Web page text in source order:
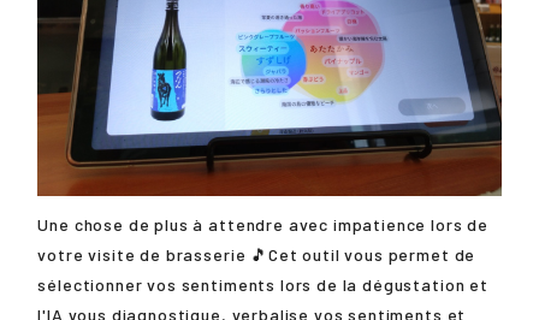
Une chose de plus à attendre avec impatience lors de
votre visite de brasserie 🎵Cet outil vous permet de
sélectionner vos sentiments lors de la dégustation et
l'IA vous diagnostique, verbalise vos sentiments et